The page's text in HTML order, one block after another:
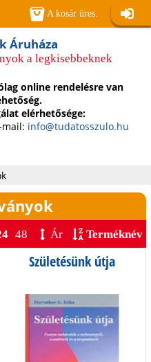
Áruháza
a legkisebbeknek
online rendelésre van
elérhetősége:
info@tudatosszulo.hu
48 Ár Terméknév
Születésünk útja
A kosár üres.